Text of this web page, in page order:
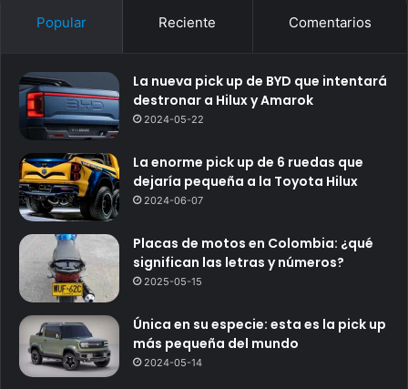
Popular Reciente Comentarios
La nueva pick up de BYD que intentará
destronar a Hilux y Amarok
2024-05-22
La enorme pick up de 6 ruedas que
dejaría pequeña a la Toyota Hilux
2024-06-07
Placas de motos en Colombia: ¿qué
significan las letras y números?
2025-05-15
Única en su especie: esta es la pick up
más pequeña del mundo
2024-05-14